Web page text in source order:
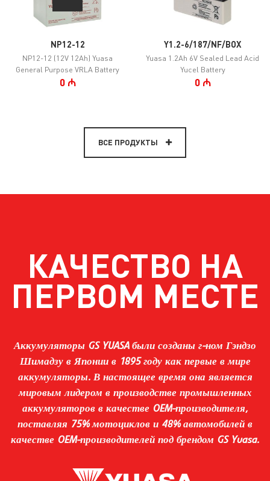
NP12-12
NP12-12 (12V 12Ah) Yuasa
General Purpose VRLA Battery
0 ₼
Y1.2-6/187/NF/BOX
Yuasa 1.2Ah 6V Sealed Lead Acid
Yucel Battery
0 ₼
ВСЕ ПРОДУКТЫ
КАЧЕСТВО НА
ПЕРВОМ МЕСТЕ
Аккумуляторы GS YUASA были созданы г-ном Гэндзо
Шимадзу в Японии в 1895 году как первые в мире
аккумуляторы. В настоящее время она является
мировым лидером в производстве промышленных
аккумуляторов в качестве OEM-производителя,
поставляя 75% мотоциклов и 48% автомобилей в
качестве OEM-производителей под брендом GS Yuasa.